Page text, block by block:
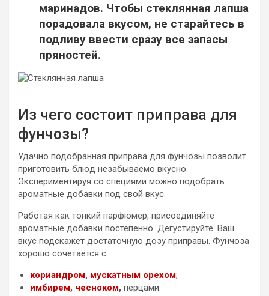
маринадов. Чтобы стеклянная лапша
порадовала вкусом, не старайтесь в
подливу ввести сразу все запасы
пряностей.
Из чего состоит приправа для
фунчозы?
Удачно подобранная приправа для фунчозы позволит
приготовить блюд незабываемо вкусно.
Экспериментируя со специями можно подобрать
ароматные добавки под свой вкус.
Работая как тонкий парфюмер, присоединяйте
ароматные добавки постепенно. Дегустируйте. Ваш
вкус подскажет достаточную дозу приправы. Фунчоза
хорошо сочетается с:
кориандром, мускатным орехом;
имбирем, чесноком, перцами.